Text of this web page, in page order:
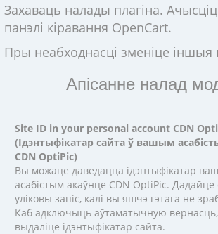
Захаваць налады плагіна.
панэлі кіравання OpenCart.
Пры неабходнасці зменіце іншыя
Апісанне налад
Site ID in your personal account CDN
(Ідэнтыфікатар сайта ў вашым
CDN OptiPic)
Вы можаце даведацца ідэнтыфікатар
асабістым акаўнце CDN OptiPic. Дадайце
уліковы запіс, калі вы яшчэ гэтага не
Каб адключыць аўтаматычную
выдаліце ідэнтыфікатар сайта.